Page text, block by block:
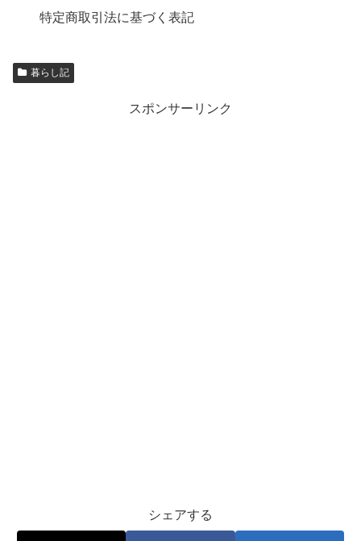
特定商取引法に基づく表記
暮らし記
スポンサーリンク
シェアする